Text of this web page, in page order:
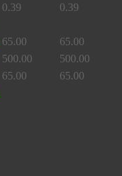
0.39
0.39
65.00
65.00
500.00
500.00
65.00 65.00